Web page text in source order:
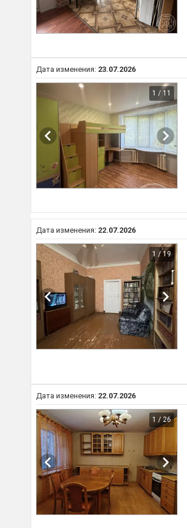
Дата изменения: 23.07.2026
1 / 11
Дата изменения: 22.07.2026
1 / 19
Дата изменения: 22.07.2026
1 / 26